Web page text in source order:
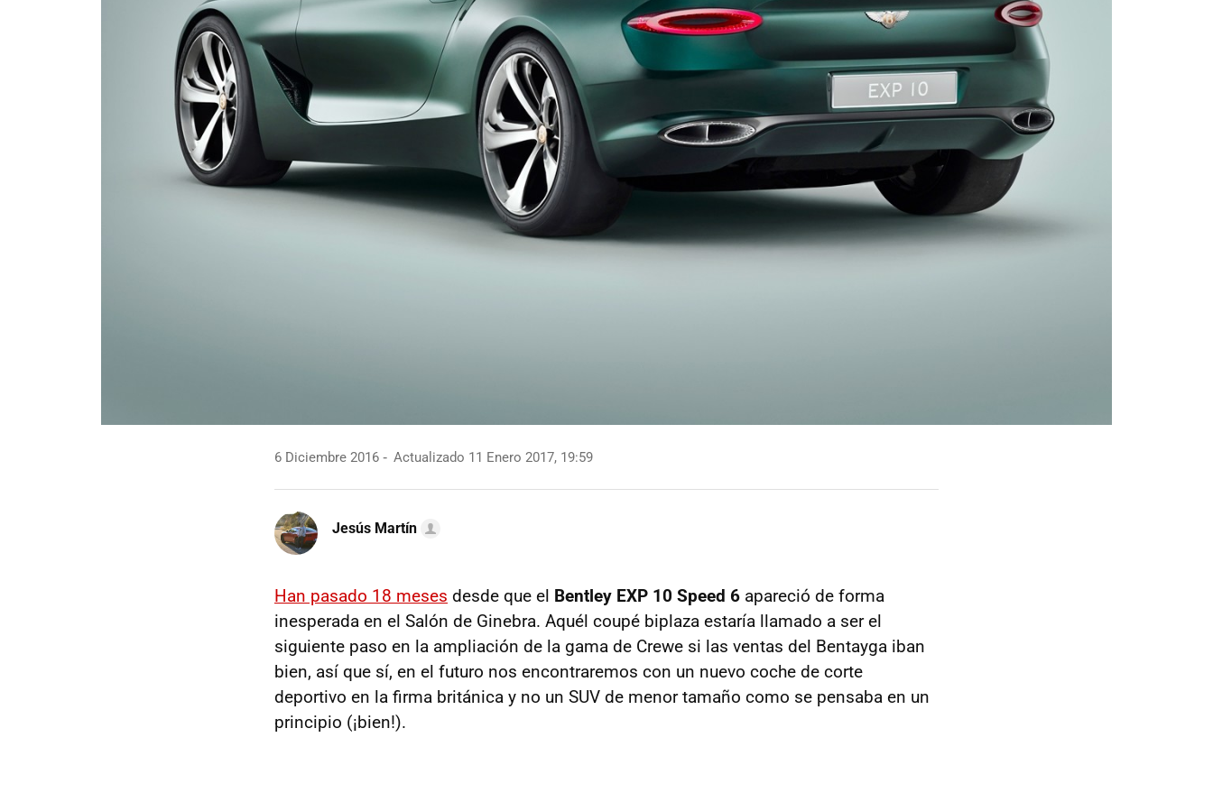
6 Diciembre 2016 Actualizado 11 Enero 2017, 19:59
Jesús Martín
Han pasado 18 meses desde que el Bentley EXP 10 Speed 6 apareció de forma
inesperada en el Salón de Ginebra. Aquél coupé biplaza estaría llamado a ser el
siguiente paso en la ampliación de la gama de Crewe si las ventas del Bentayga iban
bien, así que sí, en el futuro nos encontraremos con un nuevo coche de corte
deportivo en la firma británica y no un SUV de menor tamaño como se pensaba en un
principio (¡bien!).